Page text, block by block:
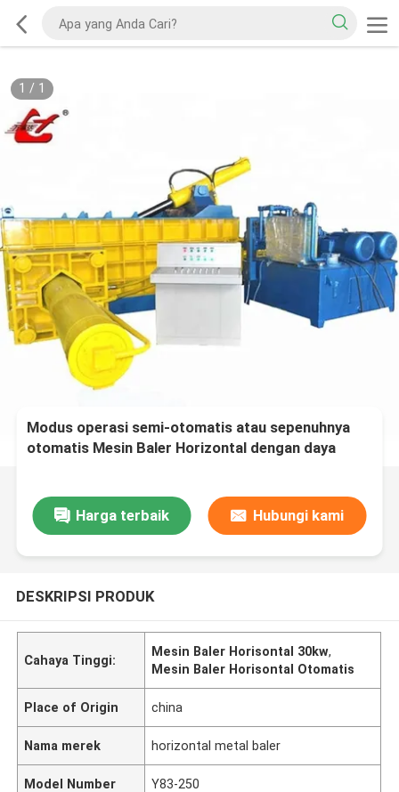
1 / 1
Modus operasi semi-otomatis atau sepenuhnya
otomatis Mesin Baler Horizontal dengan daya
Harga terbaik Hubungi kami
DESKRIPSI PRODUK
Cahaya Tinggi:
Mesin Baler Horisontal 30kw,
Mesin Baler Horisontal Otomatis
Place of Origin china
Nama merek horizontal metal baler
Model Number Y83-250